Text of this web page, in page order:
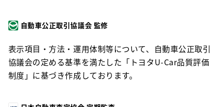
自動車公正取引協議会 監修
表示項目・方法・運用体制等について、自動車公正取引
協議会の定める基準を満たした「トヨタU-Car品質評価
制度」に基づき作成しております。